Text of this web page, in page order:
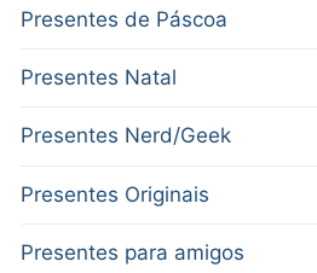
Presentes de Páscoa
Presentes Natal
Presentes Nerd/Geek
Presentes Originais
Presentes para amigos